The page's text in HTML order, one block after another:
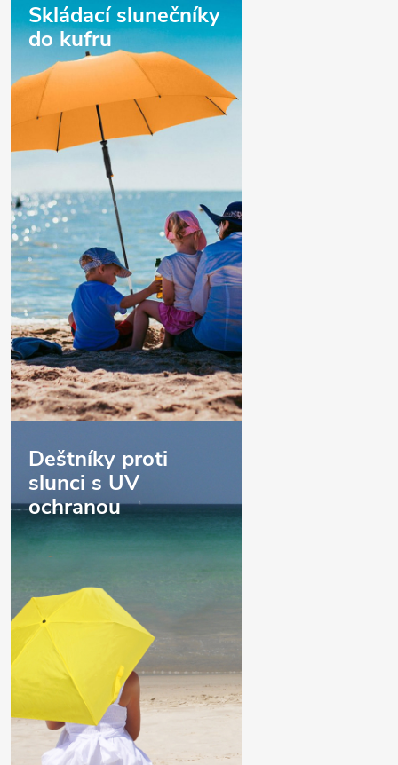
Skládací slunečníky
do kufru
Deštníky proti
slunci s UV
ochranou